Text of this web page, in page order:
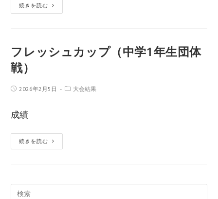
続きを読む
フレッシュカップ（中学1年生団体
戦）
2026年2月5日 大会結果
成績
続きを読む